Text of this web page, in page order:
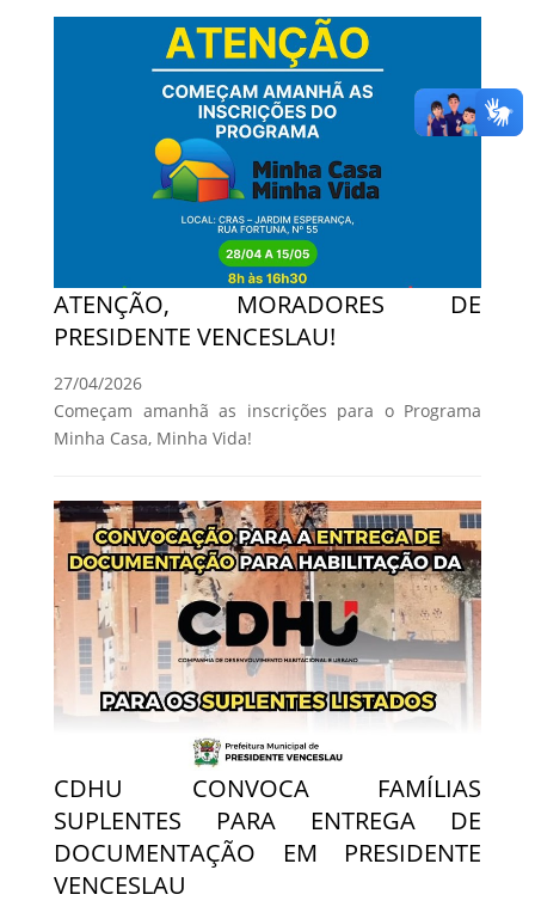
ATENÇÃO, MORADORES DE
PRESIDENTE VENCESLAU!
27/04/2026
Começam amanhã as inscrições para o Programa
Minha Casa, Minha Vida!
CDHU CONVOCA FAMÍLIAS
SUPLENTES PARA ENTREGA DE
DOCUMENTAÇÃO EM PRESIDENTE
VENCESLAU